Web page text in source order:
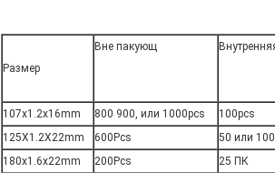
Размер
Вне пакующ
107x1.2x16mm 800 900, или 1000pcs 100pcs
125X1.2X22mm
600Pcs 50 или
180x1.6x22mm
200Pcs 25 ПК